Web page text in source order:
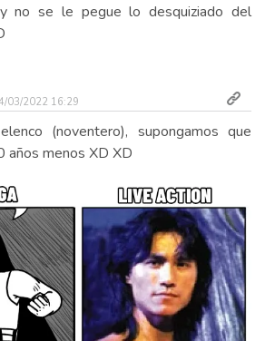
no se le pegue lo desquiziado del
03/2022 16:29
(noventero), supongamos que
años menos XD XD